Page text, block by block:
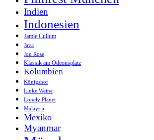
Indien
Indonesien
Jamie Cullum
Java
Jon Rose
Klassik am Odeonsplatz
Kolumbien
Königshof
Linke Weine
Lonely Planet
Malaysia
Mexiko
Myanmar